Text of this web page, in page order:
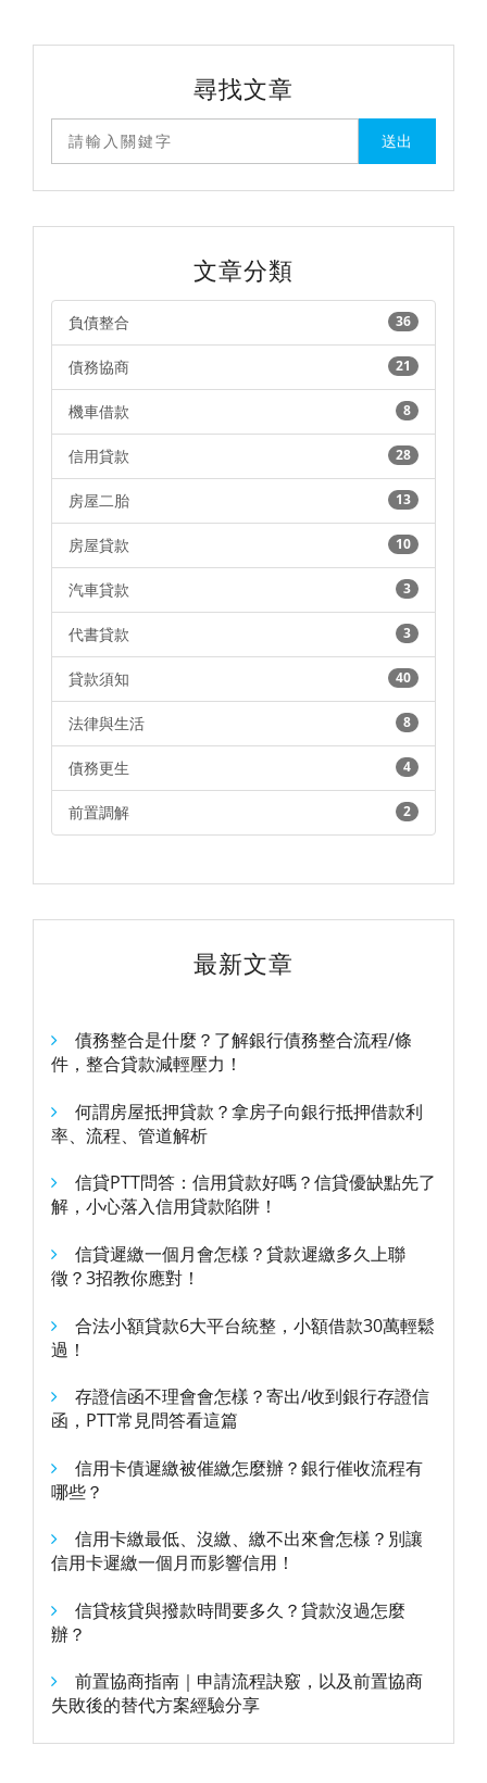
方案。房貸二胎又稱
說就是將已經有設定
一順位抵押權給銀行
貸款的房屋，再拿來
向其他銀行抵押借貸
尋找文章
文章分類
36
負債整合
21
債務協商
8
機車借款
28
信用貸款
13
房屋二胎
10
房屋貸款
3
汽車貸款
3
代書貸款
40
貸款須知
8
法律與生活
4
債務更生
2
前置調解
最新文章
債務整合是什麼？了解銀行債務整合流程/條
件，整合貸款減輕壓力！
何謂房屋抵押貸款？拿房子向銀行抵押借款利
率、流程、管道解析
信貸PTT問答：信用貸款好嗎？信貸優缺點先了
解，小心落入信用貸款陷阱！
信貸遲繳一個月會怎樣？貸款遲繳多久上聯
徵？3招教你應對！
合法小額貸款6大平台統整，小額借款30萬輕鬆
過！
存證信函不理會會怎樣？寄出/收到銀行存證信
函，PTT常見問答看這篇
信用卡債遲繳被催繳怎麼辦？銀行催收流程有
哪些？
信用卡繳最低、沒繳、繳不出來會怎樣？別讓
信用卡遲繳一個月而影響信用！
信貸核貸與撥款時間要多久？貸款沒過怎麼
辦？
前置協商指南｜申請流程訣竅，以及前置協商
失敗後的替代方案經驗分享